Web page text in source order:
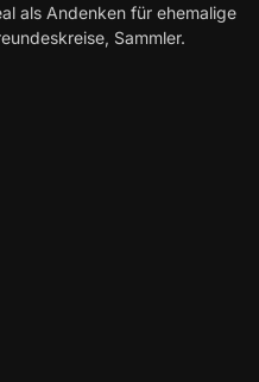
als Andenken für ehemalige
Sammler.